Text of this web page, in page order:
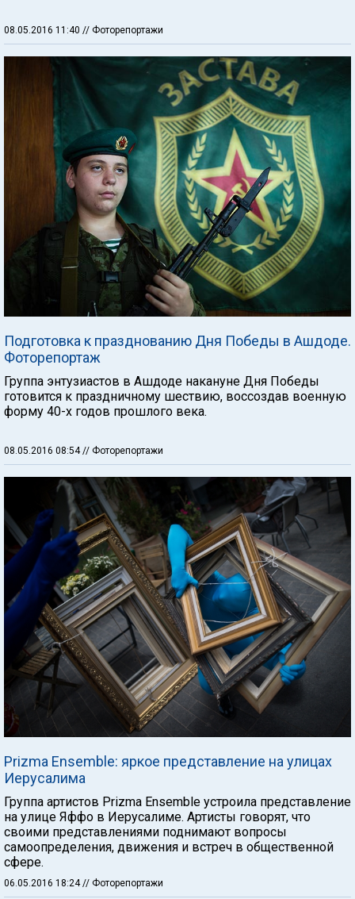
08.05.2016 11:40 // Фоторепортажи
Подготовка к празднованию Дня Победы в Ашдоде.
Фоторепортаж
Группа энтузиастов в Ашдоде накануне Дня Победы
готовится к праздничному шествию, воссоздав военную
форму 40-х годов прошлого века.
08.05.2016 08:54// Фоторепортажи
Prizma Ensemble: яркое представление на улицах
Иерусалима
Группа артистов Prizma Ensemble устроила представление
на улице Яффо в Иерусалиме. Артисты говорят, что
своими представлениями поднимают вопросы
самоопределения, движения и встреч в общественной
сфере.
06.05.2016 18:24// Фоторепортажи